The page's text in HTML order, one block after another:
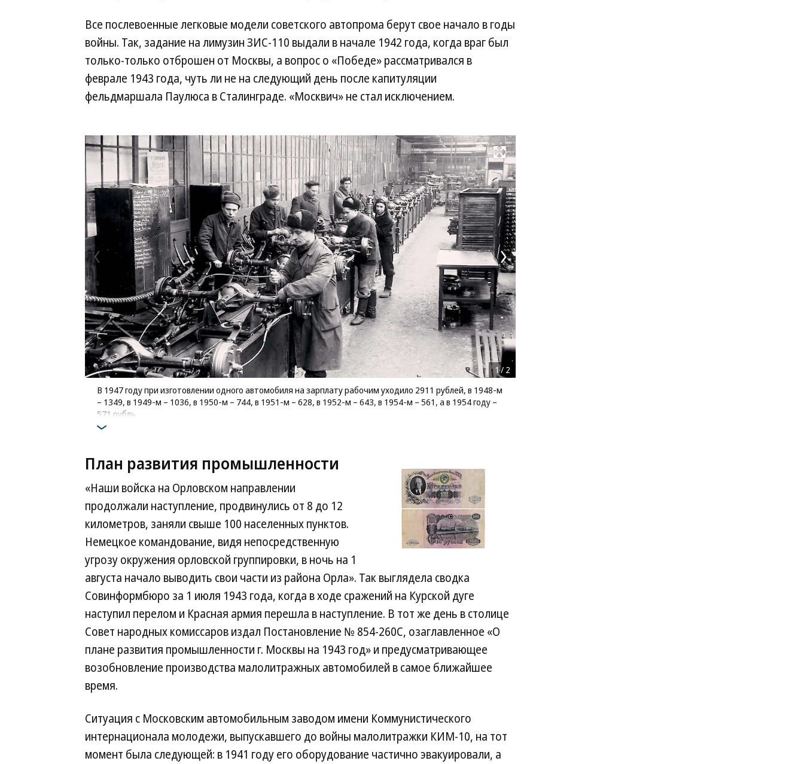
Все послевоенные легковые модели советского автопрома берут свое начало в годы
войны. Так, задание на лимузин ЗИС-110 выдали в начале 1942 года, когда враг был
только-только отброшен от Москвы, а вопрос о «Победе» рассматривался в
феврале 1943 года, чуть ли не на следующий день после капитуляции
фельдмаршала Паулюса в Сталинграде. «Москвич» не стал исключением.
Развернуть на весь экран
В 1947 году при изготовлении одного автомобиля на зарплату рабочим уходило 2911 рублей, в 1948-м
– 1349, в 1949-м – 1036, в 1950-м – 744, в 1951-м – 628, в 1952-м – 643, в 1954-м – 561, а в 1954 году –
571 рубль.
1/ 2
План развития промышленности
«Наши войска на Орловском направлении
продолжали наступление, продвинулись от 8 до 12
километров, заняли свыше 100 населенных пунктов.
Немецкое командование, видя непосредственную
угрозу окружения орловской группировки, в ночь на 1
августа начало выводить свои части из района Орла». Так выглядела сводка
Совинформбюро за 1 июля 1943 года, когда в ходе сражений на Курской дуге
наступил перелом и Красная армия перешла в наступление. В тот же день в столице
Совет народных комиссаров издал Постановление № 854-260С, озаглавленное «О
плане развития промышленности г. Москвы на 1943 год» и предусматривающее
возобновление производства малолитражных автомобилей в самое ближайшее
время.
Ситуация с Московским автомобильным заводом имени Коммунистического
интернационала молодежи, выпускавшего до войны малолитражки КИМ-10, на тот
момент была следующей: в 1941 году его оборудование частично эвакуировали, а